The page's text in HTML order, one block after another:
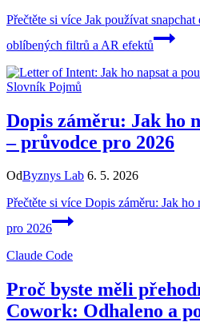
Přečtěte si více Jak používat
oblíbených filtrů a AR efektů
Slovník Pojmů
Dopis záměru: Jak ho
– průvodce pro 2026
OdByznys Lab 6. 5. 2026
Přečtěte si více Dopis záměru: Jak ho
pro 2026
Claude Code
Proč byste měli
Cowork: Odhaleno a